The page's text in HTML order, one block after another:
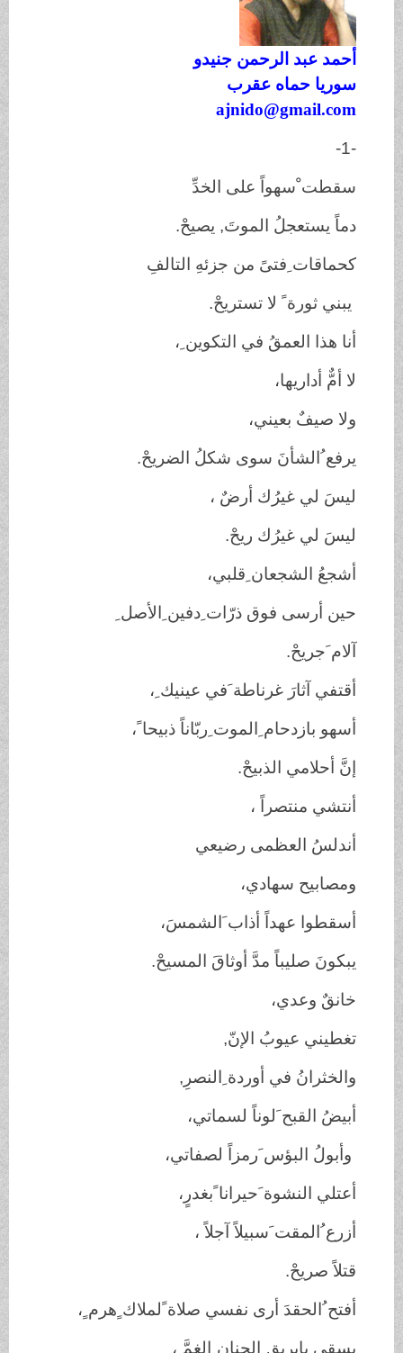
أحمد عبد الرحمن جنيدو
سوريا حماه عقرب
ajnido@gmail.com
سقطت ْسهواً على الخدِّ
دماً يستعجلُ الموتَ, يصيحْ.
كحماقات ِفتىً من جزئهِ التالفِ
يبني ثورة ً لا تستريحْ.
أنا هذا العمقُ في التكوين ِ،
لا أمٌّ أداريها،
ولا صيفٌ بعيني،
يرفع ُالشأنَ سوى شكلُ الضريحْ.
ليسَ لي غيرُك أرضٌ ،
ليسَ لي غيرُك ريحْ.
أشجعُ الشجعان ِقلبي،
حين أرسى فوق ذرّات ِدفين ِالأصل ِ
آلام َجريحْ.
أقتفي آثارَ غرناطة َفي عينيك ِ،
أسهو بازدحام ِالموت ِربّاناً ذبيحا ً،
إنَّ أحلامي الذبيحْ.
أنتشي منتصراً ،
أندلسُ العظمى رضيعي
ومصابيح سهادي،
أسقطوا عهداً أذاب َالشمسَ،
يبكونَ صليباً مدَّ أوثاقَ المسيحْ.
خانقٌ وعدي،
تغطيني عيوبُ الإنّ,
والخثرانُ في أوردة ِالنصرِ,
أبيضُ القبح َلوناً لسماتي،
وأبولُ البؤس َرمزاً لصفاتي،
أعتلي النشوة َحيرانا ًبغدرٍ،
أزرع ُالمقت َسبيلاً آجلاً ،
قتلاً صريحْ.
أفتح ُالحقدَ أرى نفسي صلاة ًلملاك ٍهرم ٍ،
يسقي بإبريق ِالجنان ِالغمَّ ،